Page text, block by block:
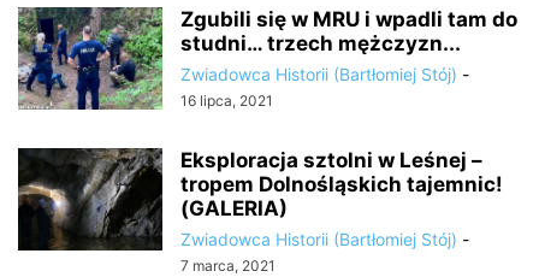
Zgubili się w MRU i wpadli tam do
studni… trzech mężczyzn...
Zwiadowca Historii (Bartłomiej Stój) -
16 lipca, 2021
Eksploracja sztolni w Leśnej –
tropem Dolnośląskich tajemnic!
(GALERIA)
Zwiadowca Historii (Bartłomiej Stój) -
7 marca, 2021